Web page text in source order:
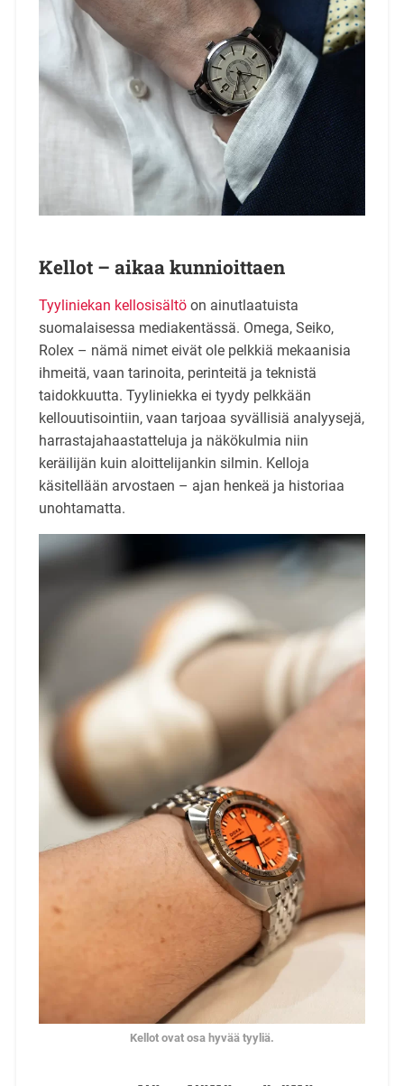
Kellot – aikaa kunnioittaen
Tyyliniekan kellosisältöon ainutlaatuista
suomalaisessa mediakentässä. Omega, Seiko,
Rolex – nämä nimet eivät ole pelkkiä mekaanisia
ihmeitä, vaan tarinoita, perinteitä ja teknistä
taidokkuutta. Tyyliniekka ei tyydy pelkkään
kellouutisointiin, vaan tarjoaa syvällisiä analyysejä,
harrastajahaastatteluja ja näkökulmia niin
keräilijän kuin aloittelijankin silmin. Kelloja
käsitellään arvostaen – ajan henkeä ja historiaa
unohtamatta.
Kellot ovat osa hyvää tyyliä.